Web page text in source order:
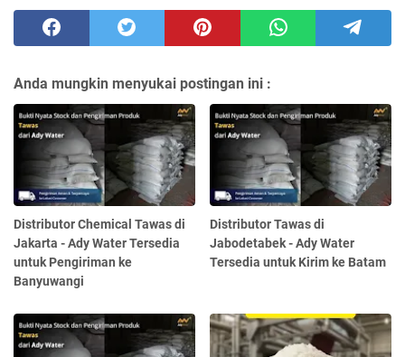
Anda mungkin menyukai postingan ini :
Distributor Chemical Tawas di
Jakarta - Ady Water Tersedia
untuk Pengiriman ke
Banyuwangi
Distributor Tawas di
Jabodetabek - Ady Water
Tersedia untuk Kirim ke Batam